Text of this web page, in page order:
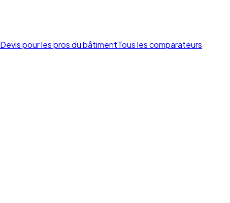
Devis pour les pros du bâtimentTous les comparateurs